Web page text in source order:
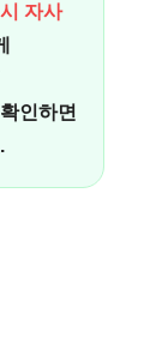
자사
인하면